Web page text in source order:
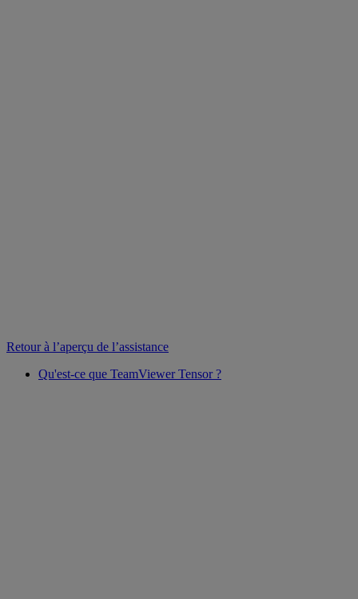
Retour à l’aperçu de l’assistance
Qu'est-ce que TeamViewer Tensor ?